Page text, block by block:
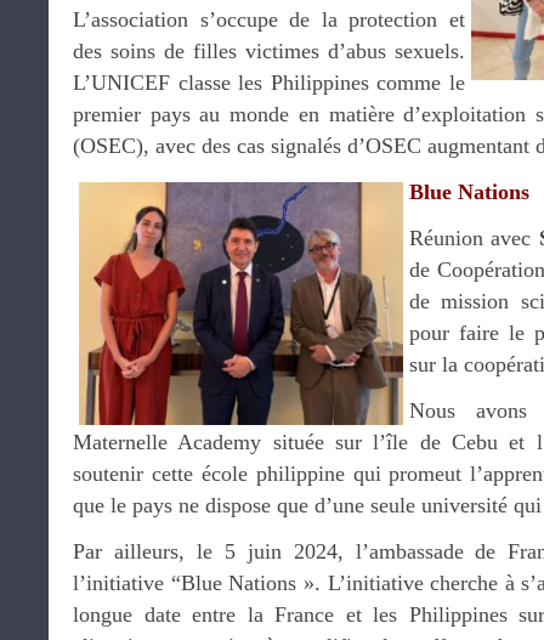
L’association s’occupe de la protection et
des soins de filles victimes d’abus sexuels.
L’UNICEF classe les Philippines comme le
premier pays au monde en matière d’exploitation
(OSEC), avec des cas signalés d’OSEC
Blue Nations
Réunion avec
de
de mission
pour faire le
sur la
Nous
Maternelle Academy située sur l’île de Cebu et
soutenir cette école philippine qui promeut
que le pays ne dispose que d’une seule université
Par ailleurs, le 5 juin 2024, l’ambassade de
l’initiative “Blue Nations ». L’initiative cherche à
longue date entre la France et les Philippines